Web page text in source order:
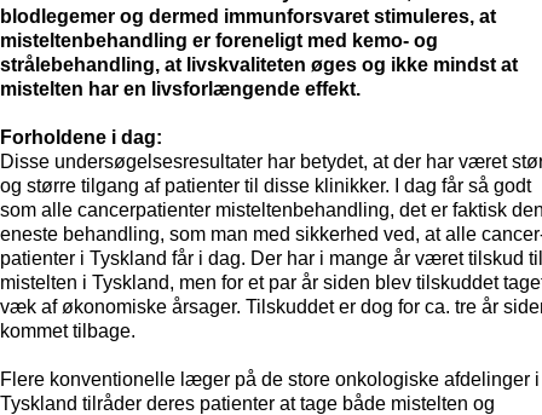
blodlegemer og dermed immunforsvaret stimuleres, at
misteltenbehandling er foreneligt med kemo- og
strålebehandling, at livskvaliteten øges og ikke mindst at
mistelten har en livsforlængende effekt.
Forholdene i dag:
Disse undersøgelsesresultater har betydet, at der har været
og større tilgang af patienter til disse klinikker. I dag får så godt
som alle cancerpatienter misteltenbehandling, det er faktisk
eneste behandling, som man med sikkerhed ved, at alle
patienter i Tyskland får i dag. Der har i mange år været tilskud til
mistelten i Tyskland, men for et par år siden blev tilskuddet
væk af økonomiske årsager. Tilskuddet er dog for ca. tre år
kommet tilbage.
Flere konventionelle læger på de store onkologiske afdelinger i
Tyskland tilråder deres patienter at tage både mistelten og